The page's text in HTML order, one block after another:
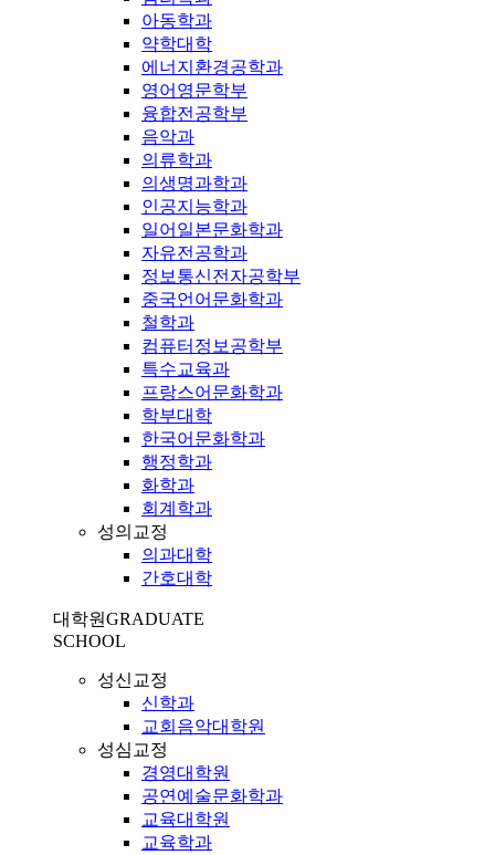
아동학과
약학대학
에너지환경공학과
영어영문학부
융합전공학부
음악과
의류학과
의생명과학과
인공지능학과
일어일본문화학과
자유전공학과
정보통신전자공학부
중국언어문화학과
철학과
컴퓨터정보공학부
특수교육과
프랑스어문화학과
학부대학
한국어문화학과
행정학과
화학과
회계학과
성의교정
의과대학
간호대학
대학원GRADUATE
SCHOOL
성신교정
신학과
교회음악대학원
성심교정
경영대학원
공연예술문화학과
교육대학원
교육학과